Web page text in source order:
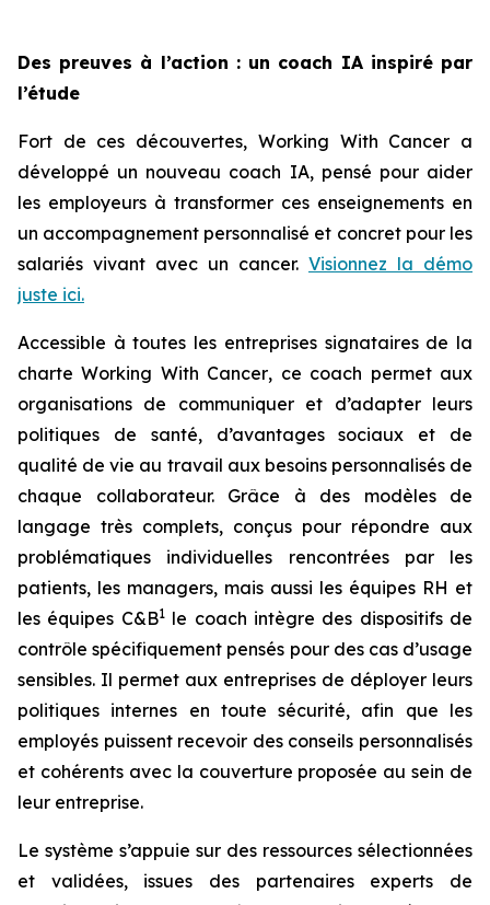
Des preuves à l’action : un coach IA inspiré par
l’étude
Fort de ces découvertes, Working With Cancer a
développé un nouveau coach IA, pensé pour aider
les employeurs à transformer ces enseignements en
un accompagnement personnalisé et concret pour les
salariés vivant avec un cancer. Visionnez la démo
juste ici.
Accessible à toutes les entreprises signataires de la
charteWorking With Cancer, ce coach permet aux
organisations de communiquer et d’adapter leurs
politiques de santé, d’avantages sociaux et de
qualité de vie au travail aux besoins personnalisés de
chaque collaborateur. Grâce à des modèles de
langage très complets, conçus pour répondre aux
problématiques individuelles rencontrées par les
patients, les managers, mais aussi les équipes RH et
les équipes C&B1le coach intègre des dispositifs de
contrôle spécifiquement pensés pour des cas d’usage
sensibles. Il permet aux entreprises de déployer leurs
politiques internes en toute sécurité, afin que les
employés puissent recevoir des conseils personnalisés
et cohérents avec la couverture proposée au sein de
leur entreprise.
Le système s’appuie sur des ressources sélectionnées
et validées, issues des partenaires experts de